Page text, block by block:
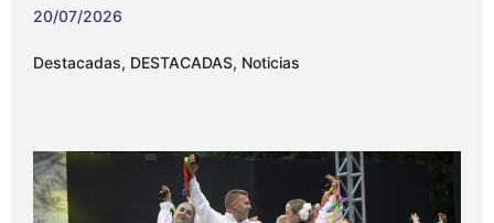
20/07/2026
Destacadas, DESTACADAS, Noticias